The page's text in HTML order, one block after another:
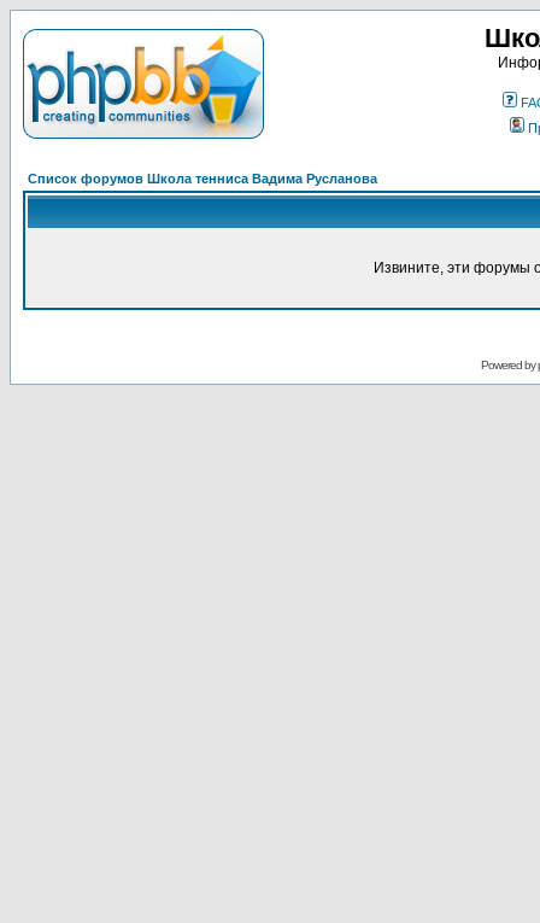
Список форумов Школа тенниса Вадима Русланова
Извините, эти форумы
Powered by